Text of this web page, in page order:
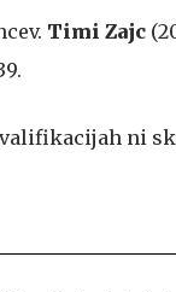
Timi Zajc